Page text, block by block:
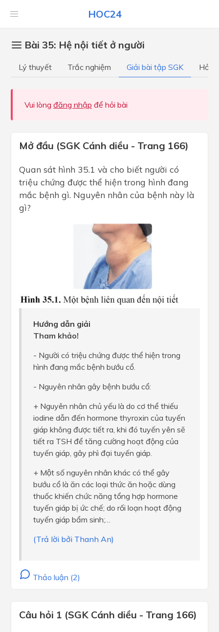
HOC24
Bài 35: Hệ nội tiết ở người
Lý thuyết Trắc nghiệm Giải bài tập SGK Hỏi
Vui lòng đăng nhập để hỏi bài
Mở đầu (SGK Cánh diều - Trang 166)
Quan sát hình 35.1 và cho biết người có
triệu chứng được thể hiện trong hình đang
mắc bệnh gì. Nguyên nhân của bệnh này là
gì?
Hướng dẫn giải
Tham khảo!
- Người có triệu chứng được thể hiện trong
hình đang mắc bệnh bướu cổ.
- Nguyên nhân gây bệnh bướu cổ:
+ Nguyên nhân chủ yếu là do cơ thể thiếu
iodine dẫn đến hormone thyroxin của tuyến
giáp không được tiết ra, khi đó tuyến yên sẽ
tiết ra TSH để tăng cường hoạt động của
tuyến giáp, gây phì đại tuyến giáp.
+ Một số nguyên nhân khác có thể gây
bướu cổ là ăn các loại thức ăn hoặc dùng
thuốc khiến chức năng tổng hợp hormone
tuyến giáp bị ức chế; do rối loạn hoạt động
tuyến giáp bẩm sinh;…
(Trả lời bởi Thanh An)
Thảo luận (2)
Câu hỏi 1 (SGK Cánh diều - Trang 166)